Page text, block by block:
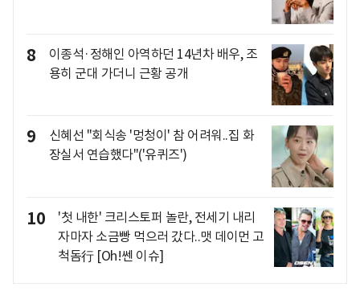
8
이종석·정해인 아역하던 14년차 배우, 조
용히 군대 가더니 근황 공개
9
신혜선 "회식송 '멍청이' 참 어려워..집 화
장실서 연습했다"('유퀴즈')
10
'첫 내한' 크리스토퍼 놀란, 전세기 내리
자마자 소금빵 먹으러 갔다..맷 데이먼 고
척돔行 [Oh!쎈 이슈]